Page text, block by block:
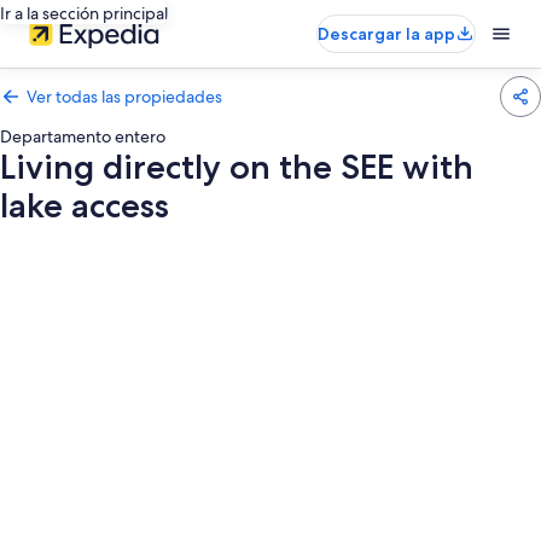
Ir a la sección principal
Descargar la app
Ver todas las propiedades
Departamento entero
Living directly on the SEE with
lake access